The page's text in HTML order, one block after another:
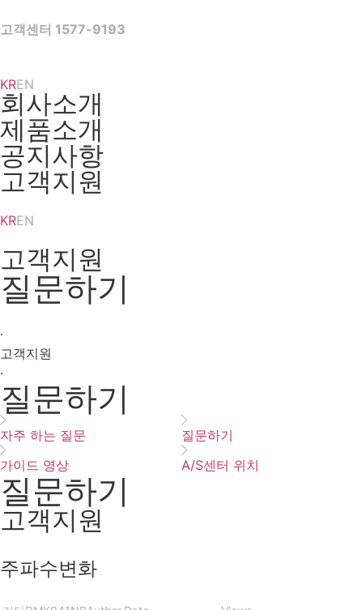
to
고객센터 1577-9193
KREN
회사소개
제품소개
공지사항
고객지원
KREN
고객지원
질문하기
·
고객지원
·
질문하기
자주 하는 질문
질문하기
가이드 영상
A/S센터 위치
질문하기
고객지원
주파수변화